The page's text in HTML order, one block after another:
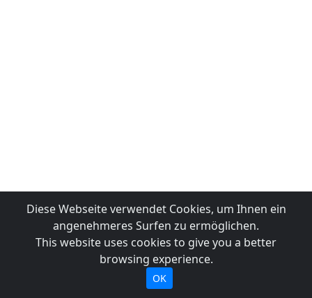
Diese Webseite verwendet Cookies, um Ihnen ein
angenehmeres Surfen zu ermöglichen.
This website uses cookies to give you a better
browsing experience.
OK